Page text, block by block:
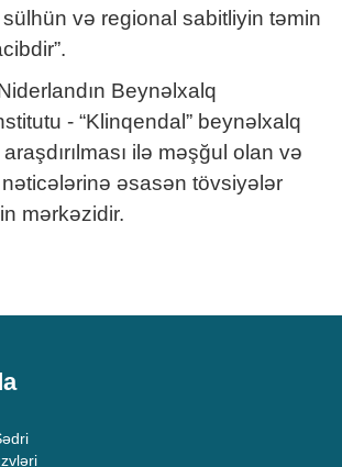
və regional sabitliyin təmin
Beynəlxalq
- “Klinqendal” beynəlxalq
ilə məşğul olan və
nəticələrinə əsasən tövsiyələr
mərkəzidir.